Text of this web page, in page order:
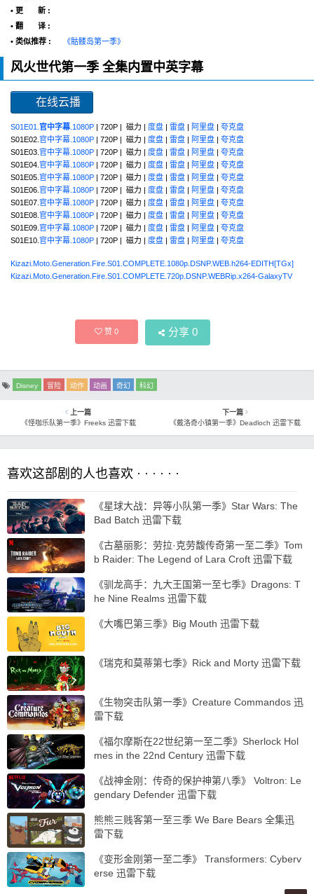
• 更 新 :
• 翻 译 :
• 类似推荐 :
《骷髅岛第一季》
风火世代第一季 全集内置中英字幕
在线云播
S01E01. 官中字幕 .1080P | 720P | 磁力 | 度盘 | 雷盘 | 阿里盘 | 夸克盘
S01E02. 官中字幕.1080P | 720P | 磁力 | 度盘 | 雷盘 | 阿里盘 | 夸克盘
S01E03. 官中字幕.1080P | 720P | 磁力 | 度盘 | 雷盘 | 阿里盘 | 夸克盘
S01E04. 官中字幕.1080P | 720P | 磁力 | 度盘 | 雷盘 | 阿里盘 | 夸克盘
S01E05. 官中字幕.1080P | 720P | 磁力 | 度盘 | 雷盘 | 阿里盘 | 夸克盘
S01E06. 官中字幕.1080P | 720P | 磁力 | 度盘 | 雷盘 | 阿里盘 | 夸克盘
S01E07. 官中字幕.1080P | 720P | 磁力 | 度盘 | 雷盘 | 阿里盘 | 夸克盘
S01E08. 官中字幕.1080P | 720P | 磁力 | 度盘 | 雷盘 | 阿里盘 | 夸克盘
S01E09. 官中字幕.1080P | 720P | 磁力 | 度盘 | 雷盘 | 阿里盘 | 夸克盘
S01E10. 官中字幕.1080P | 720P | 磁力 | 度盘 | 雷盘 | 阿里盘 | 夸克盘
Kizazi.Moto.Generation.Fire.S01.COMPLETE.1080p.DSNP.WEB.h264-EDITH[TGx]
Kizazi.Moto.Generation.Fire.S01.COMPLETE.720p.DSNP.WEBRip.x264-GalaxyTV
赞0 分享 0
Disney 冒险 动作 动画 奇幻 科幻
上一篇
《怪咖乐队第一季》Freeks 迅雷下载
下一篇
《戴洛奇小镇第一季》Deadloch 迅雷下载
喜欢这部剧的人也喜欢 · · · · · ·
《星球大战：异等小队第一季》Star Wars: The
Bad Batch 迅雷下载
《古墓丽影：劳拉·克劳馥传奇第一至二季》Tom
b Raider: The Legend of Lara Croft 迅雷下载
《驯龙高手：九大王国第一至七季》Dragons: T
he Nine Realms 迅雷下载
《大嘴巴第三季》Big Mouth 迅雷下载
《瑞克和莫蒂第七季》Rick and Morty 迅雷下载
《生物突击队第一季》Creature Commandos 迅
雷下载
《福尔摩斯在22世纪第一至二季》Sherlock Hol
mes in the 22nd Century 迅雷下载
《战神金刚：传奇的保护神第八季》 Voltron: Le
gendary Defender 迅雷下载
熊熊三贱客第一至三季 We Bare Bears 全集迅
雷下载
《变形金刚第一至二季》 Transformers: Cyberv
erse 迅雷下载